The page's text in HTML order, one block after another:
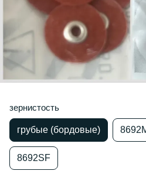
зернистость
грубые (бордовые)
8692SF